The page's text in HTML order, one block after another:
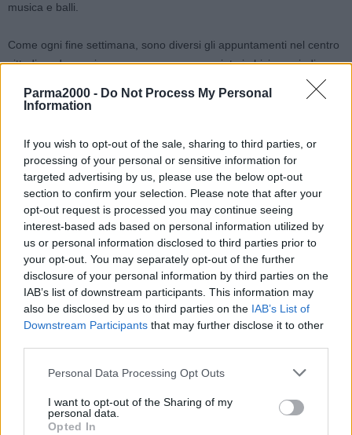
Parma2000 - Do Not Process My Personal
Information
If you wish to opt-out of the sale, sharing to third parties, or
processing of your personal or sensitive information for
targeted advertising by us, please use the below opt-out
section to confirm your selection. Please note that after your
opt-out request is processed you may continue seeing
interest-based ads based on personal information utilized by
us or personal information disclosed to third parties prior to
your opt-out. You may separately opt-out of the further
disclosure of your personal information by third parties on the
IAB’s list of downstream participants. This information may
also be disclosed by us to third parties on the IAB’s List of
Downstream Participants that may further disclose it to other
Personal Data Processing Opt Outs
I want to opt-out of the Sharing of my
personal data.
Opted In
musica e balli.
Come ogni fine settimana, sono diversi gli appuntamenti nel centro
cittadino, da raggiungere con una passeggiata in bici o a piedi, a
partire dalla visita “combo” alla Ghirlandina e alle sale storiche del
Palazzo comunale, con ritrovo in via Lanfranco alle 16.45 e inizio
torreghirlandina@comune.modena.it). Per tutta la giornata,
all’ombra del Duomo, si svolge anche la fiera di antiquariato
“L’antico in piazza Grande”. Al Planetario, continuano le domeniche
con mamma e papà, con un doppio appuntamento, alle 15.30 e
alle 16.30, dedicato ai racconti del cielo attraverso le stelle e le
costellazioni.
La domenica ecologica, una misura che a Modena è applicata tutte
le domeniche, si svolge nell’ambito della manovra antismog che,
come previsto dal Piano integrato per la qualità dell’aria (Pair 2020)
della Regione Emilia Romagna, prevede limiti alla circolazione per i
veicoli più inquinanti fino al 31 marzo 2020.
stesse regole di circolazione applicate dal lunedì al venerdì: dalle
8.30 alle 18.30 nell’area all’interno delle tangenziali non potranno